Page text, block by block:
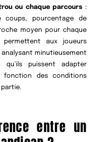
ou chaque parcours :
coups, pourcentage de
moyen pour chaque
aux joueurs
analysant minutieusement
puissent adapter
des conditions
partie.
entre un